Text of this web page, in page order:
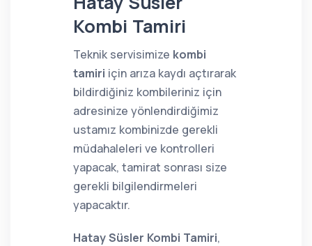
Kombi Tamiri
Teknik servisimize kombi
tamiri için arıza kaydı açtırarak
bildirdiğiniz kombileriniz için
adresinize yönlendirdiğimiz
ustamız kombinizde gerekli
müdahaleleri ve kontrolleri
yapacak, tamirat sonrası size
gerekli bilgilendirmeleri
yapacaktır.
Hatay Süsler Kombi Tamiri,